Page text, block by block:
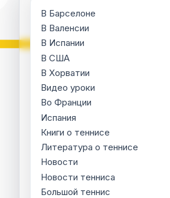
В Барселоне
В Валенсии
В Испании
В США
В Хорватии
Видео уроки
Во Франции
Испания
Книги о теннисе
Литература о теннисе
Новости
Новости тенниса
Большой теннис